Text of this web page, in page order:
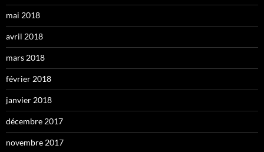
mai 2018
avril 2018
mars 2018
février 2018
janvier 2018
décembre 2017
novembre 2017